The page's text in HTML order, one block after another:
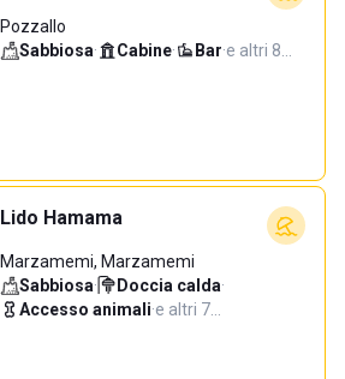
Pozzallo
Sabbiosa· Cabine· Bar·e altri 8…
Lido Hamama
Marzamemi, Marzamemi
Sabbiosa· Doccia calda·
Accesso animali·e altri 7…